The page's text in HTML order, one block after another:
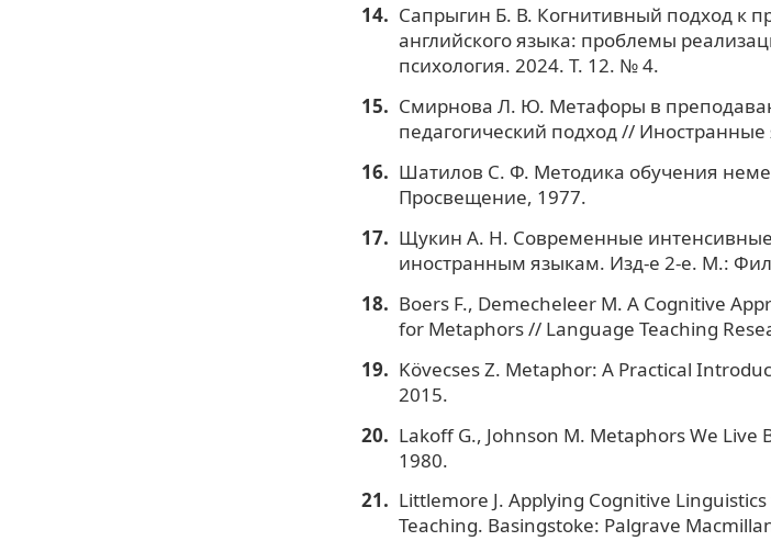
Сапрыгин Б. В. Когнитивный подход к
английского языка: проблемы
психология. 2024. Т. 12. № 4.
Смирнова Л. Ю. Метафоры в
педагогический подход //
Шатилов С. Ф. Методика обучения
Просвещение, 1977.
Щукин А. Н. Современные
иностранным языкам. Изд-е 2-е. М.:
Boers F., Demecheleer M. A Cognitive
for Metaphors // Language Teaching
Kövecses Z. Metaphor: A Practical
2015.
Lakoff G., Johnson M. Metaphors We Live
1980.
Littlemore J. Applying Cognitive
Teaching. Basingstoke: Palgrave